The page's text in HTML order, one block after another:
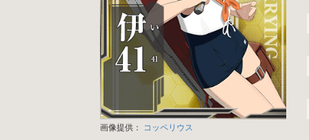
画像提供： コッペリウス